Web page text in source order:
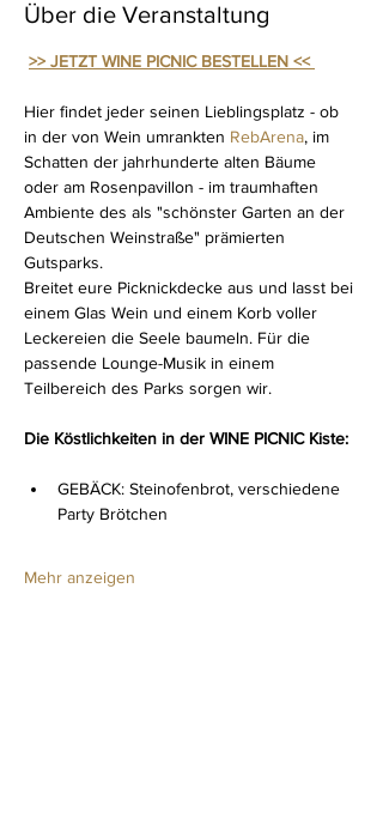
Über die Veranstaltung
>> JETZT WINE PICNIC BESTELLEN <<
Hier findet jeder seinen Lieblingsplatz - ob
in der von Wein umrankten RebArena, im
Schatten der jahrhunderte alten Bäume
oder am Rosenpavillon - im traumhaften
Ambiente des als "schönster Garten an der
Deutschen Weinstraße" prämierten
Gutsparks.
Breitet eure Picknickdecke aus und lasst bei
einem Glas Wein und einem Korb voller
Leckereien die Seele baumeln. Für die
passende Lounge-Musik in einem
Teilbereich des Parks sorgen wir.
Die Köstlichkeiten in der WINE PICNIC Kiste:
GEBÄCK: Steinofenbrot, verschiedene
Party Brötchen
Mehr anzeigen